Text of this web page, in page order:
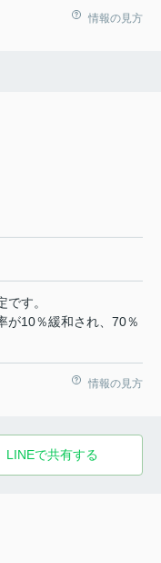
情報の見方
す。
が10％緩和され、70％
情報の見方
LINEで共有する